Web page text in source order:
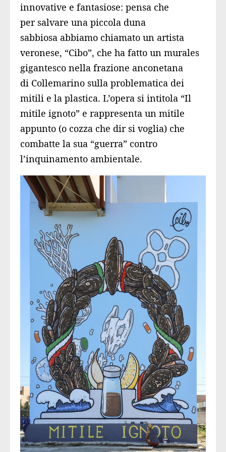
innovative e fantasiose: pensa che
per salvare una piccola duna
sabbiosa abbiamo chiamato un artista
veronese, “Cibo”, che ha fatto un murales
gigantesco nella frazione anconetana
di Collemarino sulla problematica dei
mitili e la plastica. L’opera si intitola “Il
mitile ignoto” e rappresenta un mitile
appunto (o cozza che dir si voglia) che
combatte la sua “guerra” contro
l’inquinamento ambientale.